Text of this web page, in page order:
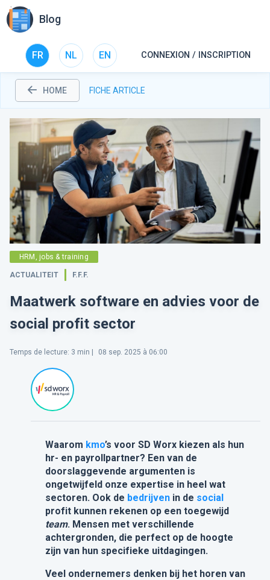
Blog
FR NL EN CONNEXION / INSCRIPTION
HOME FICHE ARTICLE
HRM, jobs & training
ACTUALITEIT F.F.F.
Maatwerk software en advies voor de
social profit sector
Temps de lecture: 3 min | 08 sep. 2025 à 06:00
Waarom kmo’s voor SD Worx kiezen als hun
hr- en payrollpartner? Een van de
doorslaggevende argumenten is
ongetwijfeld onze expertise in heel wat
sectoren. Ook de bedrijvenin de social
profit kunnen rekenen op een toegewijd
team. Mensen met verschillende
achtergronden, die perfect op de hoogte
zijn van hun specifieke uitdagingen.
Veel ondernemers denken bij het horen van